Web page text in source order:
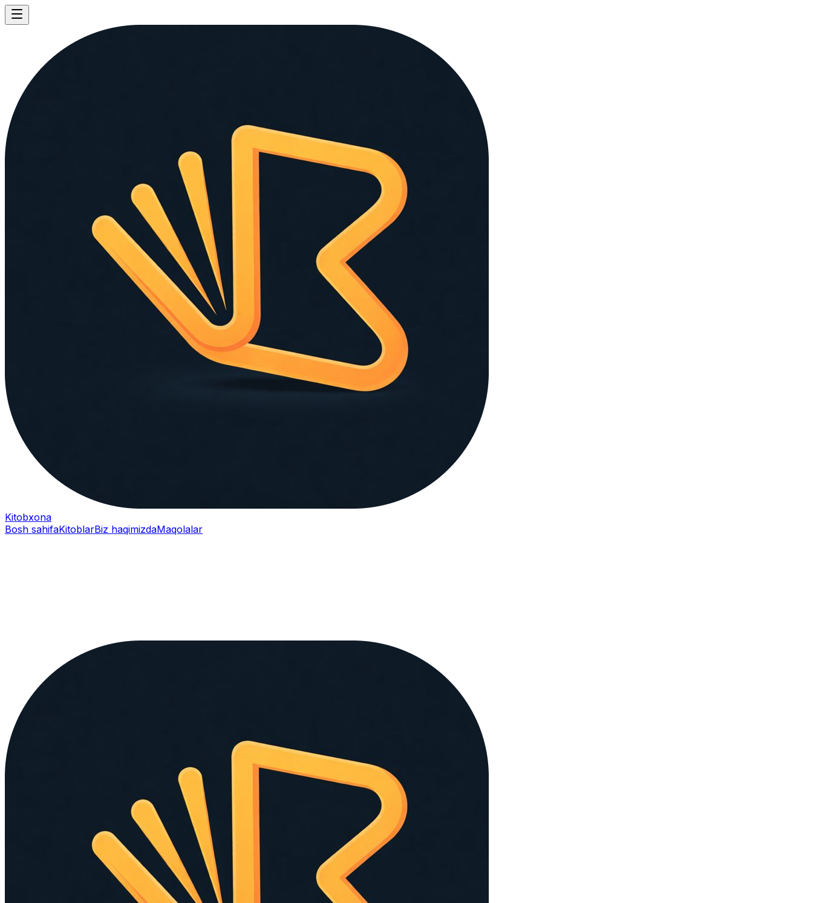
Kitobxona
Bosh sahifaKitoblarBiz haqimizdaMaqolalar